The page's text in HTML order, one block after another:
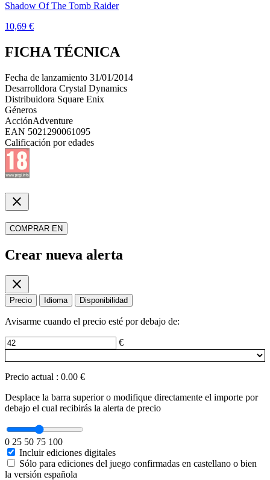
Shadow Of The Tomb Raider
10,69 €
FICHA TÉCNICA
Fecha de lanzamiento 31/01/2014
Desarrolldora Crystal Dynamics
Distribuidora Square Enix
Géneros
AcciónAdventure
EAN 5021290061095
Calificación por edades
close
COMPRAR EN
Crear nueva alerta
close
Precio Idioma Disponibilidad
Avisarme cuando el precio esté por debajo de:
€
Precio actual : 0.00 €
Desplace la barra superior o modifique directamente el importe por
debajo el cual recibirás la alerta de precio
0 25 50 75 100
Incluir ediciones digitales
Sólo para ediciones del juego confirmadas en castellano o bien
la versión española